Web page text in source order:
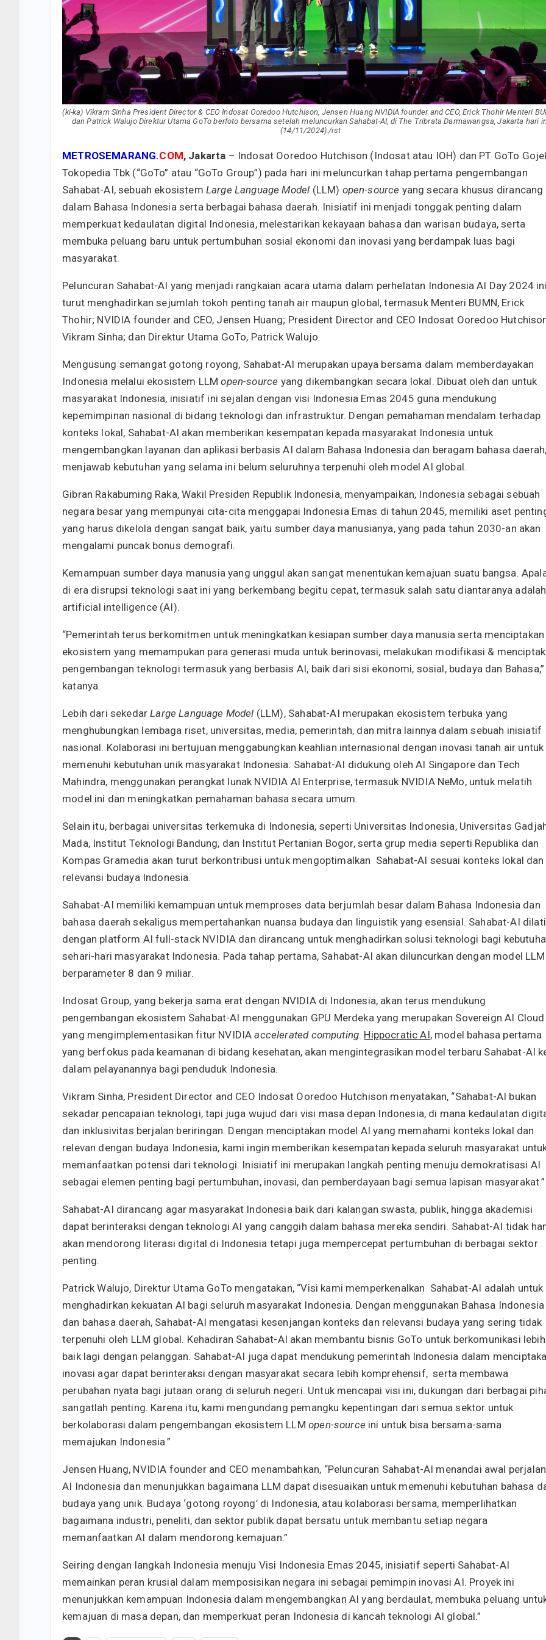
(ki-ka) Vikram Sinha President Director & CEO Indosat Ooredoo Hutchison, Jensen Huang NVIDIA founder and CEO, Erick Thohir Menteri
dan Patrick Walujo Direktur Utama GoTo berfoto bersama setelah meluncurkan Sahabat-AI, di The Tribrata Darmawangsa, Jakarta hari
(14/11/2024)./ist
METROSEMARANG.COM, Jakarta – Indosat Ooredoo Hutchison (Indosat atau IOH) dan PT GoTo
Tokopedia Tbk (“GoTo” atau “GoTo Group”) pada hari ini meluncurkan tahap pertama pengembangan
Sahabat-AI, sebuah ekosistem Large Language Model (LLM) open-source yang secara khusus dirancang
dalam Bahasa Indonesia serta berbagai bahasa daerah. Inisiatif ini menjadi tonggak penting dalam
memperkuat kedaulatan digital Indonesia, melestarikan kekayaan bahasa dan warisan budaya, serta
membuka peluang baru untuk pertumbuhan sosial ekonomi dan inovasi yang berdampak luas bagi
masyarakat.
Peluncuran Sahabat-AI yang menjadi rangkaian acara utama dalam perhelatan Indonesia AI Day 2024
turut menghadirkan sejumlah tokoh penting tanah air maupun global, termasuk Menteri BUMN, Erick
Thohir; NVIDIA founder and CEO, Jensen Huang; President Director and CEO Indosat Ooredoo
Vikram Sinha; dan Direktur Utama GoTo, Patrick Walujo.
Mengusung semangat gotong royong, Sahabat-AI merupakan upaya bersama dalam memberdayakan
Indonesia melalui ekosistem LLMopen-source yang dikembangkan secara lokal. Dibuat oleh dan untuk
masyarakat Indonesia, inisiatif ini sejalan dengan visi Indonesia Emas 2045 guna mendukung
kepemimpinan nasional di bidang teknologi dan infrastruktur. Dengan pemahaman mendalam terhadap
konteks lokal, Sahabat-AI akan memberikan kesempatan kepada masyarakat Indonesia untuk
mengembangkan layanan dan aplikasi berbasis AI dalam Bahasa Indonesia dan beragam bahasa daerah,
menjawab kebutuhan yang selama ini belum seluruhnya terpenuhi oleh model AI global.
Gibran Rakabuming Raka, Wakil Presiden Republik Indonesia, menyampaikan, Indonesia sebagai sebuah
negara besar yang mempunyai cita-cita menggapai Indonesia Emas di tahun 2045, memiliki aset
yang harus dikelola dengan sangat baik, yaitu sumber daya manusianya, yang pada tahun 2030-an akan
mengalami puncak bonus demografi.
Kemampuan sumber daya manusia yang unggul akan sangat menentukan kemajuan suatu bangsa.
di era disrupsi teknologi saat ini yang berkembang begitu cepat, termasuk salah satu diantaranya adalah
artificial intelligence (AI).
“Pemerintah terus berkomitmen untuk meningkatkan kesiapan sumber daya manusia serta menciptakan
ekosistem yang memampukan para generasi muda untuk berinovasi, melakukan modifikasi &
pengembangan teknologi termasuk yang berbasis AI, baik dari sisi ekonomi, sosial, budaya dan Bahasa,”
katanya.
Lebih dari sekedarLarge Language Model (LLM), Sahabat-AI merupakan ekosistem terbuka yang
menghubungkan lembaga riset, universitas, media, pemerintah, dan mitra lainnya dalam sebuah inisiatif
nasional. Kolaborasi ini bertujuan menggabungkan keahlian internasional dengan inovasi tanah air untuk
memenuhi kebutuhan unik masyarakat Indonesia. Sahabat-AI didukung oleh AI Singapore dan Tech
Mahindra, menggunakan perangkat lunak NVIDIA AI Enterprise, termasuk NVIDIA NeMo, untuk melatih
model ini dan meningkatkan pemahaman bahasa secara umum.
Selain itu, berbagai universitas terkemuka di Indonesia, seperti Universitas Indonesia, Universitas
Mada, Institut Teknologi Bandung, dan Institut Pertanian Bogor, serta grup media seperti Republika dan
Kompas Gramedia akan turut berkontribusi untuk mengoptimalkan Sahabat-AI sesuai konteks lokal dan
relevansi budaya Indonesia.
Sahabat-AI memiliki kemampuan untuk memproses data berjumlah besar dalam Bahasa Indonesia dan
bahasa daerah sekaligus mempertahankan nuansa budaya dan linguistik yang esensial. Sahabat-AI
dengan platform AI full-stack NVIDIA dan dirancang untuk menghadirkan solusi teknologi bagi
sehari-hari masyarakat Indonesia. Pada tahap pertama, Sahabat-AI akan diluncurkan dengan model LLM
berparameter 8 dan 9 miliar.
Indosat Group, yang bekerja sama erat dengan NVIDIA di Indonesia, akan terus mendukung
pengembangan ekosistem Sahabat-AI menggunakan GPU Merdeka yang merupakan Sovereign AI Cloud
yang mengimplementasikan fitur NVIDIAaccelerated computing. Hippocratic AI, model bahasa pertama
yang berfokus pada keamanan di bidang kesehatan, akan mengintegrasikan model terbaru Sahabat-AI
dalam pelayanannya bagi penduduk Indonesia.
Vikram Sinha, President Director and CEO Indosat Ooredoo Hutchison menyatakan, “Sahabat-AI bukan
sekadar pencapaian teknologi, tapi juga wujud dari visi masa depan Indonesia, di mana kedaulatan
dan inklusivitas berjalan beriringan. Dengan menciptakan model AI yang memahami konteks lokal dan
relevan dengan budaya Indonesia, kami ingin memberikan kesempatan kepada seluruh masyarakat
memanfaatkan potensi dari teknologi. Inisiatif ini merupakan langkah penting menuju demokratisasi AI
sebagai elemen penting bagi pertumbuhan, inovasi, dan pemberdayaan bagi semua lapisan masyarakat.”
Sahabat-AI dirancang agar masyarakat Indonesia baik dari kalangan swasta, publik, hingga akademisi
dapat berinteraksi dengan teknologi AI yang canggih dalam bahasa mereka sendiri. Sahabat-AI tidak
akan mendorong literasi digital di Indonesia tetapi juga mempercepat pertumbuhan di berbagai sektor
penting.
Patrick Walujo, Direktur Utama GoTo mengatakan, “Visi kami memperkenalkan Sahabat-AI adalah untuk
menghadirkan kekuatan AI bagi seluruh masyarakat Indonesia. Dengan menggunakan Bahasa Indonesia
dan bahasa daerah, Sahabat-AI mengatasi kesenjangan konteks dan relevansi budaya yang sering tidak
terpenuhi oleh LLM global. Kehadiran Sahabat-AI akan membantu bisnis GoTo untuk berkomunikasi lebih
baik lagi dengan pelanggan. Sahabat-AI juga dapat mendukung pemerintah Indonesia dalam
inovasi agar dapat berinteraksi dengan masyarakat secara lebih komprehensif, serta membawa
perubahan nyata bagi jutaan orang di seluruh negeri. Untuk mencapai visi ini, dukungan dari berbagai
sangatlah penting. Karena itu, kami mengundang pemangku kepentingan dari semua sektor untuk
berkolaborasi dalam pengembangan ekosistem LLM open-source ini untuk bisa bersama-sama
memajukan Indonesia.”
Jensen Huang, NVIDIA founder and CEO menambahkan, “Peluncuran Sahabat-AI menandai awal
AI Indonesia dan menunjukkan bagaimana LLM dapat disesuaikan untuk memenuhi kebutuhan bahasa
budaya yang unik. Budaya ‘gotong royong’ di Indonesia, atau kolaborasi bersama, memperlihatkan
bagaimana industri, peneliti, dan sektor publik dapat bersatu untuk membantu setiap negara
memanfaatkan AI dalam mendorong kemajuan.”
Seiring dengan langkah Indonesia menuju Visi Indonesia Emas 2045, inisiatif seperti Sahabat-AI
memainkan peran krusial dalam memposisikan negara ini sebagai pemimpin inovasi AI. Proyek ini
menunjukkan kemampuan Indonesia dalam mengembangkan AI yang berdaulat, membuka peluang
kemajuan di masa depan, dan memperkuat peran Indonesia di kancah teknologi AI global.”